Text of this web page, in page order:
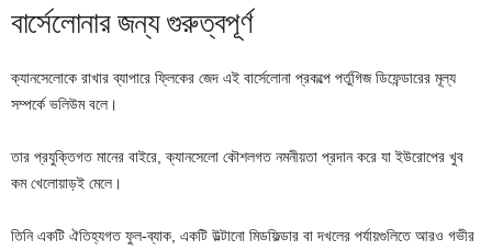
বার্সেলোনার জন্য গুরুত্বপূর্ণ
ক্যানসেলোকে রাখার ব্যাপারে ফ্লিকের জেদ এই বার্সেলোনা প্রকল্পে পর্তুগিজ ডিফেন্ডারের মূল্য
সম্পর্কে ভলিউম বলে।
তার প্রযুক্তিগত মানের বাইরে, ক্যানসেলো কৌশলগত নমনীয়তা প্রদান করে যা ইউরোপের খুব
কম খেলোয়াড়ই মেলে।
তিনি একটি ঐতিহ্যগত ফুল-ব্যাক, একটি উল্টানো মিডফিল্ডার বা দখলের পর্যায়গুলিতে আরও গভীর